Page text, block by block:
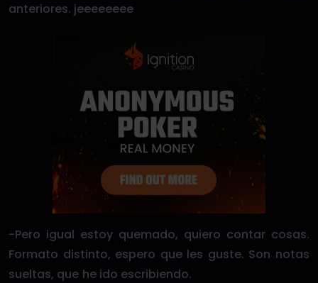
anteriores. jeeeeeeee
-Pero igual estoy quemado, quiero contar cosas.
Formato distinto, espero que les guste. Son notas
sueltas, que he ido escribiendo.